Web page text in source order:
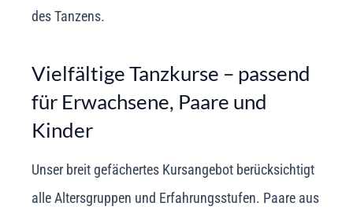
des Tanzens.
Vielfältige Tanzkurse – passend
für Erwachsene, Paare und
Kinder
Unser breit gefächertes Kursangebot berücksichtigt
alle Altersgruppen und Erfahrungsstufen. Paare aus